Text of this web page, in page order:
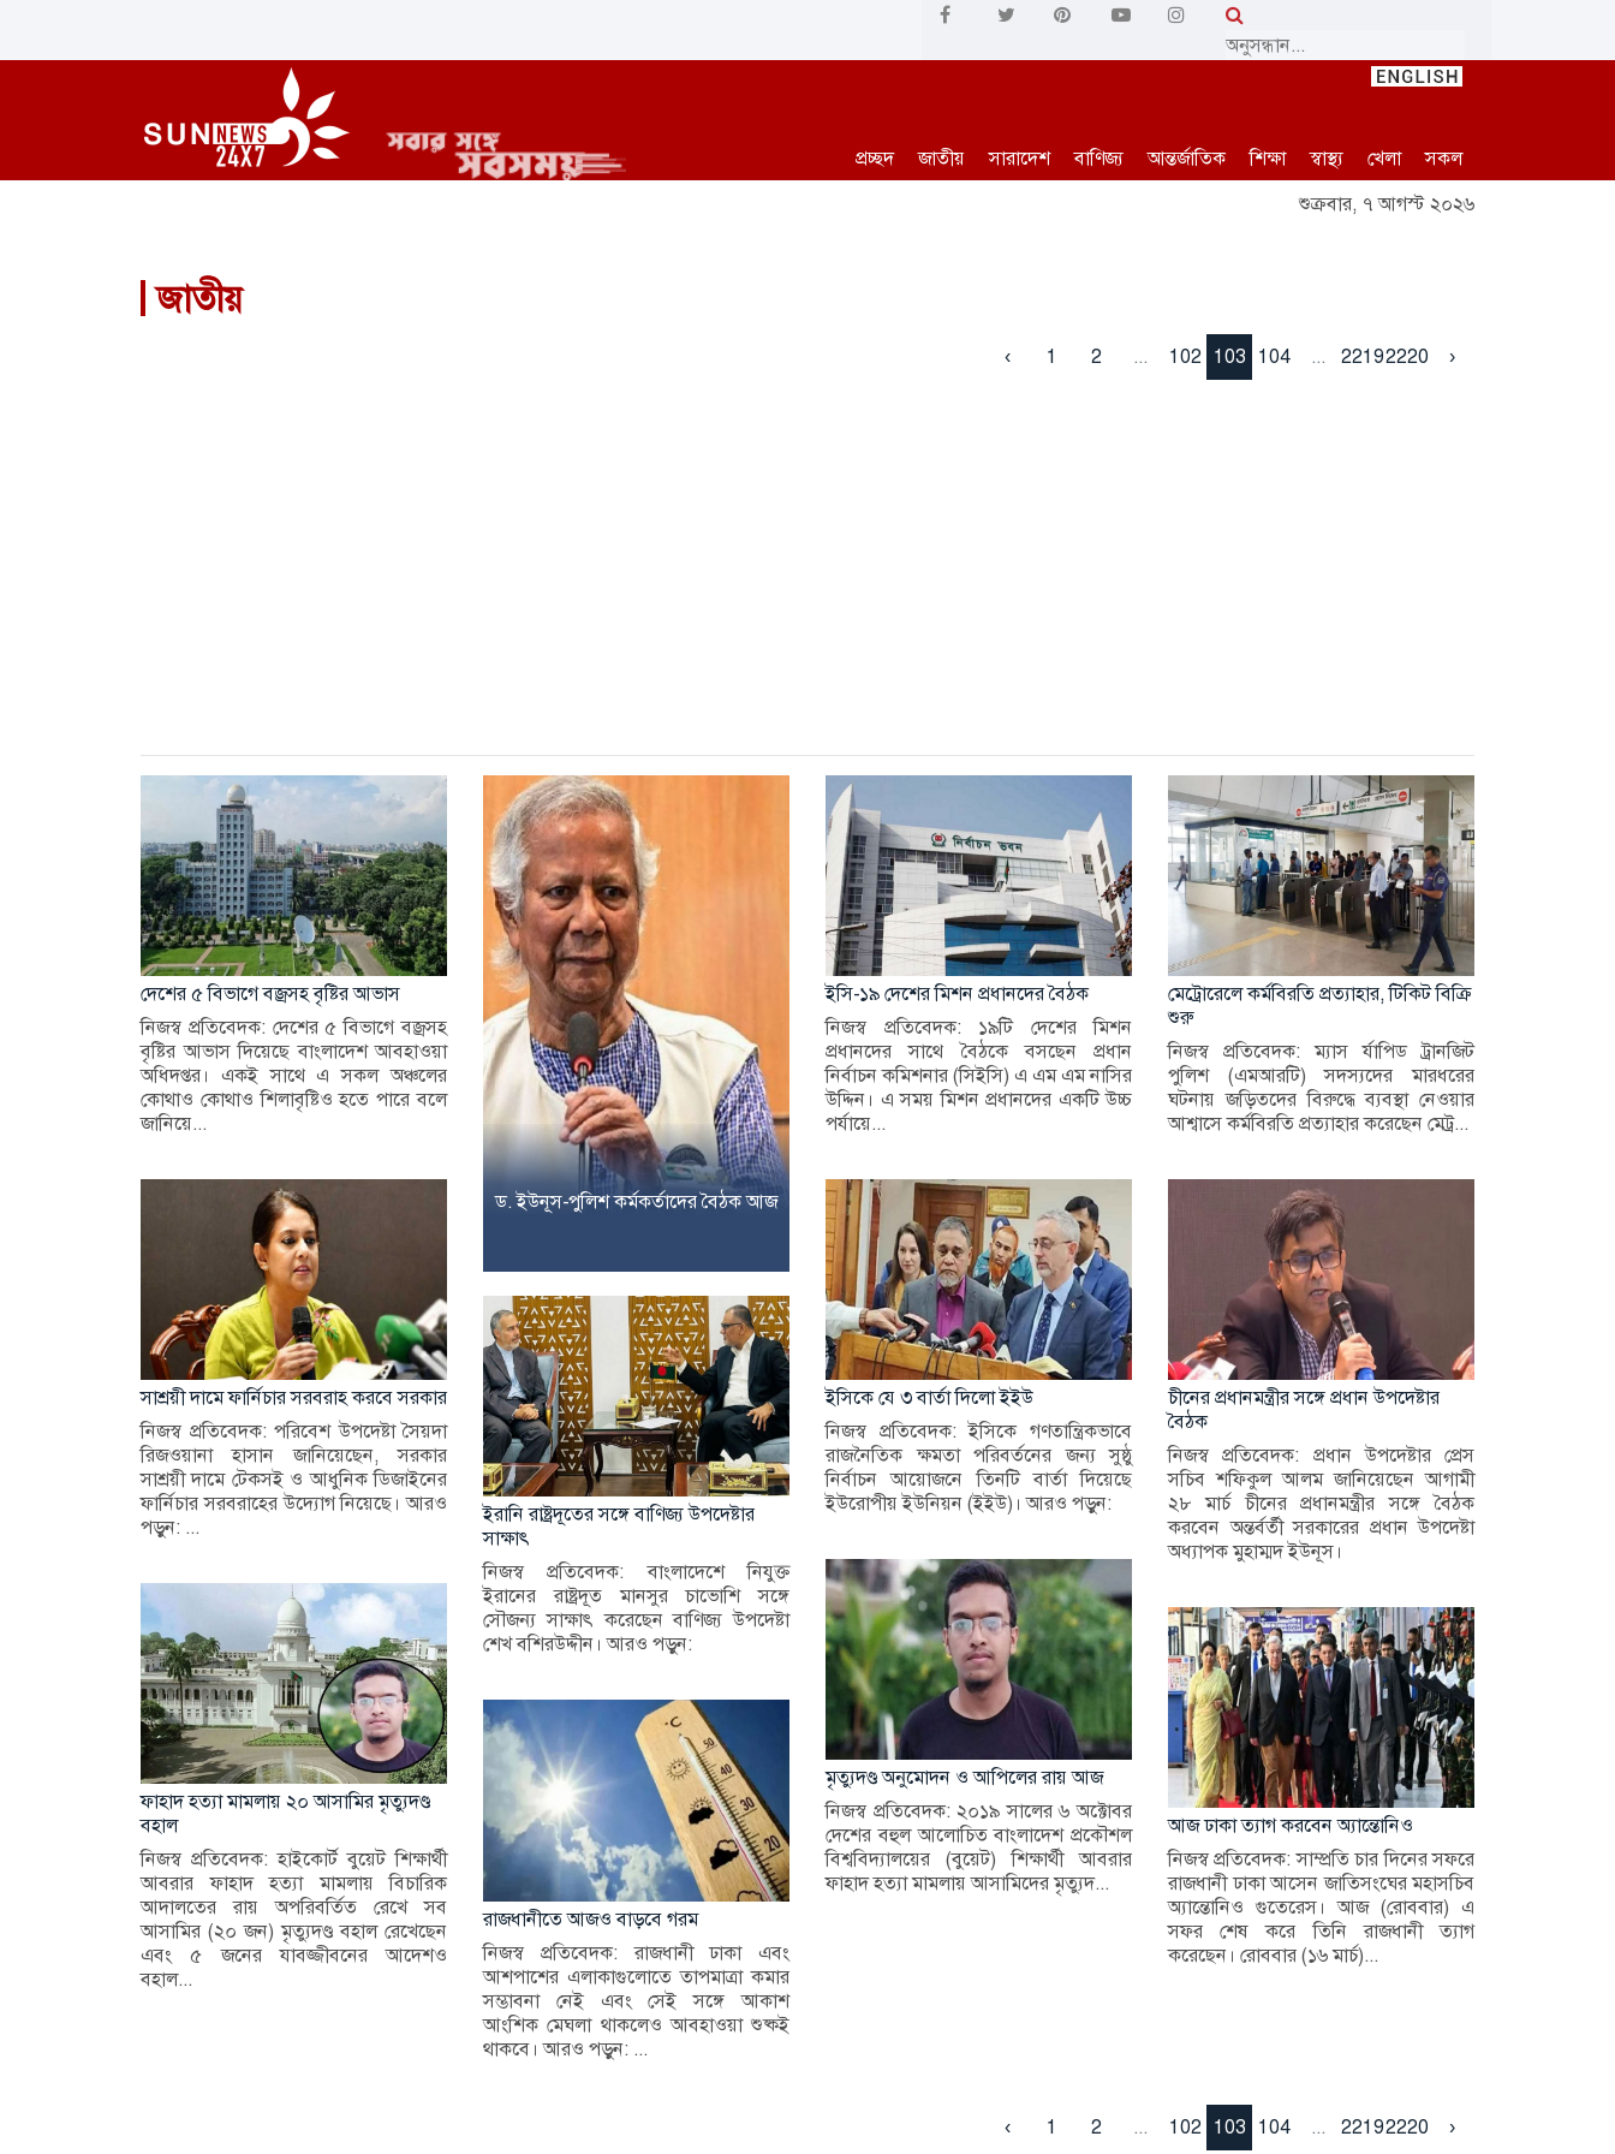
প্রচ্ছদ জাতীয় সারাদেশ বাণিজ্য আন্তর্জাতিক শিক্ষা স্বাস্থ্য খেলা
সকল
শুক্রবার, ৭ আগস্ট ২০২৬
জাতীয়
‹ 1 2 ... 102 103 104 ... 22192220 ›
দেশের ৫ বিভাগে বজ্রসহ বৃষ্টির আভাস
নিজস্ব প্রতিবেদক: দেশের ৫ বিভাগে বজ্রসহ
বৃষ্টির আভাস দিয়েছে বাংলাদেশ আবহাওয়া
অধিদপ্তর। একই সাথে এ সকল অঞ্চলের
কোথাও কোথাও শিলাবৃষ্টিও হতে পারে বলে
জানিয়ে...
ড. ইউনূস-পুলিশ কর্মকর্তাদের বৈঠক আজ
ইসি-১৯ দেশের মিশন প্রধানদের বৈঠক
নিজস্ব প্রতিবেদক: ১৯টি দেশের মিশন
প্রধানদের সাথে বৈঠকে বসছেন প্রধান
নির্বাচন কমিশনার (সিইসি) এ এম এম নাসির
উদ্দিন। এ সময় মিশন প্রধানদের একটি উচ্চ
পর্যায়ে...
মেট্রোরেলে কর্মবিরতি প্রত্যাহার, টিকিট বিক্রি
শুরু
নিজস্ব প্রতিবেদক: ম্যাস র্যাপিড ট্রানজিট
পুলিশ (এমআরটি) সদস্যদের মারধরের
ঘটনায় জড়িতদের বিরুদ্ধে ব্যবস্থা নেওয়ার
আশ্বাসে কর্মবিরতি প্রত্যাহার করেছেন মেট্র...
সাশ্রয়ী দামে ফার্নিচার সরবরাহ করবে সরকার
নিজস্ব প্রতিবেদক: পরিবেশ উপদেষ্টা সৈয়দা
রিজওয়ানা হাসান জানিয়েছেন, সরকার
সাশ্রয়ী দামে টেকসই ও আধুনিক ডিজাইনের
ফার্নিচার সরবরাহের উদ্যোগ নিয়েছে। আরও
পড়ুন: ...
ইরানি রাষ্ট্রদূতের সঙ্গে বাণিজ্য উপদেষ্টার
সাক্ষাৎ
নিজস্ব প্রতিবেদক: বাংলাদেশে নিযুক্ত
ইরানের রাষ্ট্রদূত মানসুর চাভোশি সঙ্গে
সৌজন্য সাক্ষাৎ করেছেন বাণিজ্য উপদেষ্টা
শেখ বশিরউদ্দীন। আরও পড়ুন:
ইসিকে যে ৩ বার্তা দিলো ইইউ
নিজস্ব প্রতিবেদক: ইসিকে গণতান্ত্রিকভাবে
রাজনৈতিক ক্ষমতা পরিবর্তনের জন্য সুষ্ঠু
নির্বাচন আয়োজনে তিনটি বার্তা দিয়েছে
ইউরোপীয় ইউনিয়ন (ইইউ)। আরও পড়ুন:
চীনের প্রধানমন্ত্রীর সঙ্গে প্রধান উপদেষ্টার
বৈঠক
নিজস্ব প্রতিবেদক: প্রধান উপদেষ্টার প্রেস
সচিব শফিকুল আলম জানিয়েছেন আগামী
২৮ মার্চ চীনের প্রধানমন্ত্রীর সঙ্গে বৈঠক
করবেন অন্তর্বর্তী সরকারের প্রধান উপদেষ্টা
অধ্যাপক মুহাম্মদ ইউনূস।
ফাহাদ হত্যা মামলায় ২০ আসামির মৃত্যুদণ্ড
বহাল
নিজস্ব প্রতিবেদক: হাইকোর্ট বুয়েট শিক্ষার্থী
আবরার ফাহাদ হত্যা মামলায় বিচারিক
আদালতের রায় অপরিবর্তিত রেখে সব
আসামির (২০ জন) মৃত্যুদণ্ড বহাল রেখেছেন
এবং ৫ জনের যাবজ্জীবনের আদেশও
বহাল...
রাজধানীতে আজও বাড়বে গরম
নিজস্ব প্রতিবেদক: রাজধানী ঢাকা এবং
আশপাশের এলাকাগুলোতে তাপমাত্রা কমার
সম্ভাবনা নেই এবং সেই সঙ্গে আকাশ
আংশিক মেঘলা থাকলেও আবহাওয়া শুষ্কই
থাকবে। আরও পড়ুন: ...
মৃত্যুদণ্ড অনুমোদন ও আপিলের রায় আজ
নিজস্ব প্রতিবেদক: ২০১৯ সালের ৬ অক্টোবর
দেশের বহুল আলোচিত বাংলাদেশ প্রকৌশল
বিশ্ববিদ্যালয়ের (বুয়েট) শিক্ষার্থী আবরার
ফাহাদ হত্যা মামলায় আসামিদের মৃত্যুদ...
আজ ঢাকা ত্যাগ করবেন অ্যান্তোনিও
নিজস্ব প্রতিবেদক: সাম্প্রতি চার দিনের সফরে
রাজধানী ঢাকা আসেন জাতিসংঘের মহাসচিব
অ্যান্তোনিও গুতেরেস। আজ (রোববার) এ
সফর শেষ করে তিনি রাজধানী ত্যাগ
করেছেন। রোববার (১৬ মার্চ)...
‹ 1 2 ... 102 103 104 ... 22192220 ›